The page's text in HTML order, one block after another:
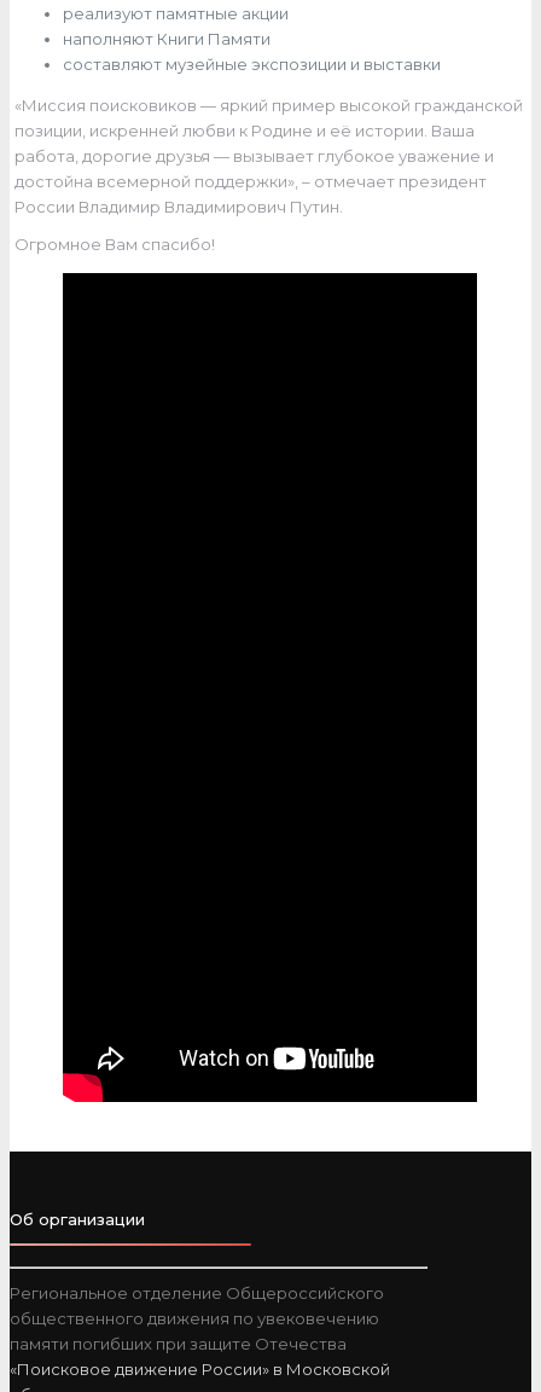
реализуют памятные акции
наполняют Книги Памяти
составляют музейные экспозиции и выставки
«Миссия поисковиков — яркий пример высокой гражданской
позиции, искренней любви к Родине и её истории. Ваша
работа, дорогие друзья — вызывает глубокое уважение и
достойна всемерной поддержки», – отмечает президент
России Владимир Владимирович Путин.
Огромное Вам спасибо!
Об организации
Региональное отделение Общероссийского
общественного движения по увековечению
памяти погибших при защите Отечества
«Поисковое движение России» в Московской